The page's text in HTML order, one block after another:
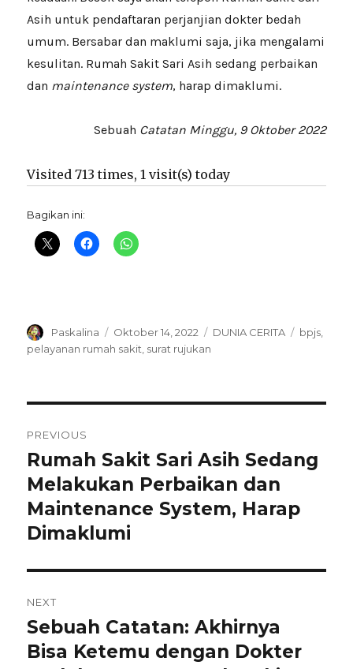
Asih untuk pendaftaran perjanjian dokter bedah
umum. Bersabar dan maklumi saja, jika mengalami
kesulitan. Rumah Sakit Sari Asih sedang perbaikan
dan maintenance system, harap dimaklumi.
Sebuah Catatan Minggu, 9 Oktober 2022
Visited 713 times, 1 visit(s) today
Bagikan ini:
Author
Paskalina
Posted
on
Oktober 14, 2022 Categories
DUNIA CERITA Tags
bpjs
pelayanan rumah sakit surat rujukan
pos
PREVIOUS
Previous
post:
Rumah Sakit Sari Asih Sedang
Melakukan Perbaikan dan
Maintenance System, Harap
Dimaklumi
NEXT
Next
post:
Sebuah Catatan: Akhirnya
Bisa Ketemu dengan Dokter